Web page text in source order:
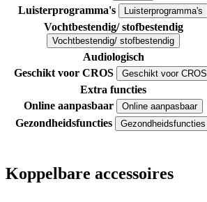
Luisterprogramma's
Luisterprogramma's
Vochtbestendig/ stofbestendig
Vochtbestendig/ stofbestendig
Audiologisch
Geschikt voor CROS
Geschikt voor CROS
Extra functies
Online aanpasbaar
Online aanpasbaar
Gezondheidsfuncties
Gezondheidsfuncties
Koppelbare accessoires